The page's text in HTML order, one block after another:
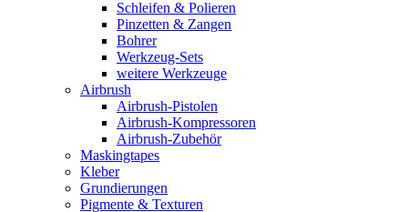
Schleifen & Polieren
Pinzetten & Zangen
Bohrer
Werkzeug-Sets
weitere Werkzeuge
Airbrush
Airbrush-Pistolen
Airbrush-Kompressoren
Airbrush-Zubehör
Maskingtapes
Kleber
Grundierungen
Pigmente & Texturen